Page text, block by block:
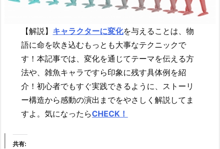
【解説】 キャラクターに変化を与えることは、物
語に命を吹き込むもっとも大事なテクニックで
す！本記事では、変化を通じてテーマを伝える方
法や、雑魚キャラですら印象に残す具体例を紹
介！初心者でもすぐ実践できるように、ストーリ
ー構造から感動の演出までをやさしく解説してま
すよ。気になったらCHECK！
共有: